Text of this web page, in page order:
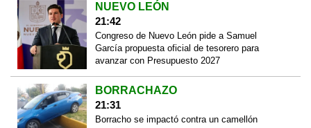
NUEVO LEÓN
21:42
Congreso de Nuevo León pide a Samuel
García propuesta oficial de tesorero para
avanzar con Presupuesto 2027
BORRACHAZO
21:31
Borracho se impactó contra un camellón